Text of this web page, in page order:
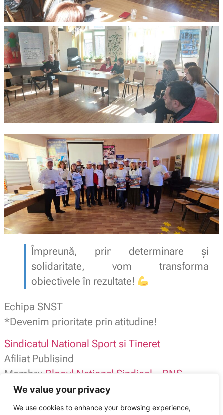
We value your privacy
We use cookies to enhance your browsing experience,
Împreună, prin determinare și
solidaritate, vom transforma
obiectivele în rezultate!
Echipa SNST
*Devenim prioritate prin atitudine!
Sindicatul National Sport si Tineret
Afiliat Publisind
Membru Blocul National Sindical – BNS –
SNST contact: 0784.116.973
office@snst.ro /www.snst.ro